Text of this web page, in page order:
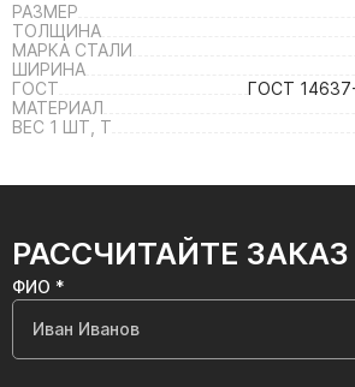
РАЗМЕР
ТОЛЩИНА
МАРКА СТАЛИ
ШИРИНА
ГОСТ
ГОСТ
МАТЕРИАЛ
ВЕС 1 ШТ, Т
РАССЧИТАЙТЕ ЗАКАЗ
ФИО *